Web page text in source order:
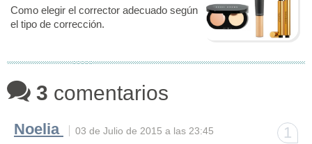
Como elegir el corrector adecuado según
el tipo de corrección.
3 comentarios
1
Noelia 03 de Julio de 2015 a las 23:45